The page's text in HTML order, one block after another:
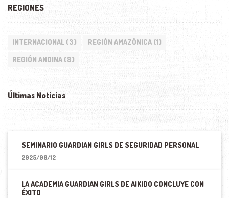
REGIONES
INTERNACIONAL(3) REGIÓN AMAZÓNICA(1)
REGIÓN ANDINA(8)
Últimas Noticias
SEMINARIO GUARDIAN GIRLS DE SEGURIDAD PERSONAL
2025/08/12
LA ACADEMIA GUARDIAN GIRLS DE AIKIDO CONCLUYE CON
ÉXITO